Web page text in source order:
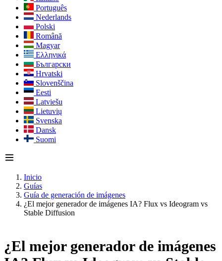
Português
Nederlands
Polski
Română
Magyar
Ελληνικά
Български
Hrvatski
Slovenščina
Eesti
Latviešu
Lietuvių
Svenska
Dansk
Suomi
Inicio
Guías
Guía de generación de imágenes
¿El mejor generador de imágenes IA? Flux vs Ideogram vs
Stable Diffusion
¿El mejor generador de imágenes